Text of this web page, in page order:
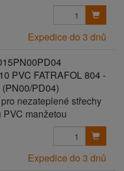
Expedice do 3 dnů
PVC FATRAFOL 804 -
PD04)
nezateplené střechy
manžetou
Expedice do 3 dnů